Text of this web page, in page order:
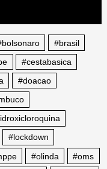
#brasil
#cestabasica
#doacao
#lockdown
#olinda
#oms